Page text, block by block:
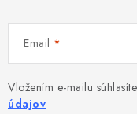
Email
Vložením e-mailu
údajov